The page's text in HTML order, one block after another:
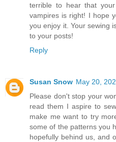
terrible to hear that
vampires is right! I hope
you enjoy it. Your sewing
to your posts!
Reply
Susan Snow May 20,
Please don't stop your
read them I aspire to
make me want to try
some of the patterns you
hopefully behind us, and